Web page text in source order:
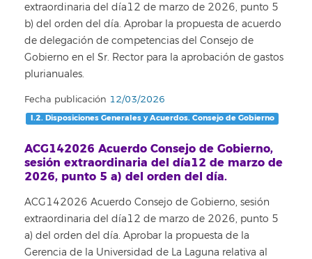
extraordinaria del día12 de marzo de 2026, punto 5
b) del orden del día. Aprobar la propuesta de acuerdo
de delegación de competencias del Consejo de
Gobierno en el Sr. Rector para la aprobación de gastos
plurianuales.
Fecha publicación 12/03/2026
I.2. Disposiciones Generales y Acuerdos. Consejo de Gobierno
ACG142026 Acuerdo Consejo de Gobierno,
sesión extraordinaria del día12 de marzo de
2026, punto 5 a) del orden del día.
ACG142026 Acuerdo Consejo de Gobierno, sesión
extraordinaria del día12 de marzo de 2026, punto 5
a) del orden del día. Aprobar la propuesta de la
Gerencia de la Universidad de La Laguna relativa al